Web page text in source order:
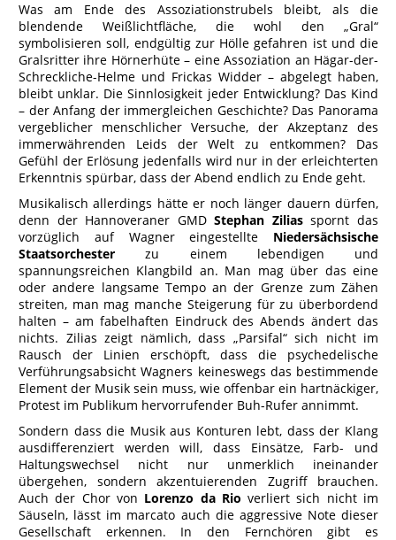
Was am Ende des Assoziationstrubels bleibt, als die
blendende Weißlichtfläche, die wohl den „Gral“
symbolisieren soll, endgültig zur Hölle gefahren ist und die
Gralsritter ihre Hörnerhüte – eine Assoziation an Hägar-der-
Schreckliche-Helme und Frickas Widder – abgelegt haben,
bleibt unklar. Die Sinnlosigkeit jeder Entwicklung? Das Kind
– der Anfang der immergleichen Geschichte? Das Panorama
vergeblicher menschlicher Versuche, der Akzeptanz des
immerwährenden Leids der Welt zu entkommen? Das
Gefühl der Erlösung jedenfalls wird nur in der erleichterten
Erkenntnis spürbar, dass der Abend endlich zu Ende geht.
Musikalisch allerdings hätte er noch länger dauern dürfen,
denn der Hannoveraner GMDStephan Ziliasspornt das
vorzüglich auf Wagner eingestellte Niedersächsische
Staatsorchester zu einem lebendigen und
spannungsreichen Klangbild an. Man mag über das eine
oder andere langsame Tempo an der Grenze zum Zähen
streiten, man mag manche Steigerung für zu überbordend
halten – am fabelhaften Eindruck des Abends ändert das
nichts. Zilias zeigt nämlich, dass „Parsifal“ sich nicht im
Rausch der Linien erschöpft, dass die psychedelische
Verführungsabsicht Wagners keineswegs das bestimmende
Element der Musik sein muss, wie offenbar ein hartnäckiger,
Protest im Publikum hervorrufender Buh-Rufer annimmt.
Sondern dass die Musik aus Konturen lebt, dass der Klang
ausdifferenziert werden will, dass Einsätze, Farb- und
Haltungswechsel nicht nur unmerklich ineinander
übergehen, sondern akzentuierenden Zugriff brauchen.
Auch der Chor von Lorenzo da Rio verliert sich nicht im
Säuseln, lässt im marcato auch die aggressive Note dieser
Gesellschaft erkennen. In den Fernchören gibt es